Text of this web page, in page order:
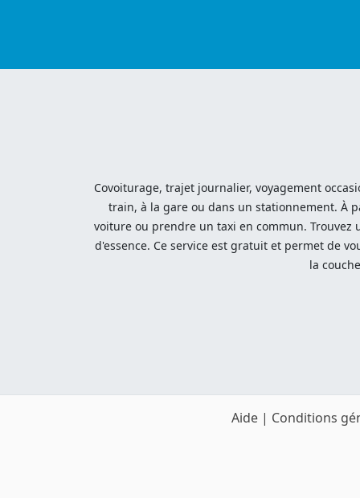
Covoiturage, trajet journalier, voyagement
train, à la gare ou dans un stationnement. À
voiture ou prendre un taxi en commun.
d'essence. Ce service est gratuit et permet de
la
Aide | Conditions